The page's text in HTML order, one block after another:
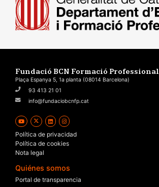
Fundació BCN Formació Professional
Plaça Espanya 5, 1a planta (08014 Barcelona)
93 413 21 01
info@fundaciobcnfp.cat
Política de privacidad
Política de cookies
Nota legal
Quiénes somos
Portal de transparencia